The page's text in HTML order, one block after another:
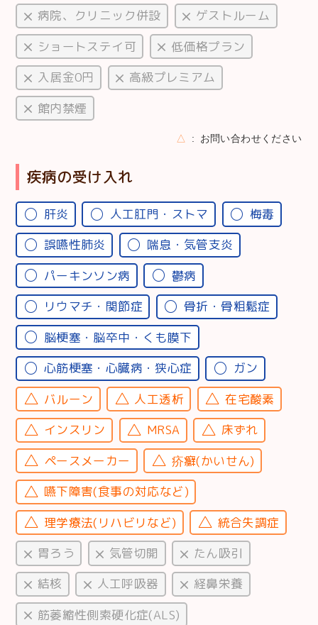
病院、クリニック併設
ゲストルーム
ショートステイ可
低価格プラン
入居金0円
高級プレミアム
館内禁煙
△ お問い合わせください
疾病の受け入れ
肝炎 人工肛門・ストマ
梅毒
誤嚥性肺炎
喘息・気管支炎
パーキンソン病
鬱病
リウマチ・関節症
骨折・骨粗鬆症
脳梗塞・脳卒中・くも膜下
心筋梗塞・心臓病・狭心症
ガン
バルーン
人工透析
在宅酸素
インスリン
MRSA
床ずれ
ペースメーカー
疥癬(かいせん)
嚥下障害(食事の対応など)
理学療法(リハビリなど)
統合失調症
胃ろう
気管切開
たん吸引
結核
人工呼吸器
経鼻栄養
筋萎縮性側索硬化症(ALS)